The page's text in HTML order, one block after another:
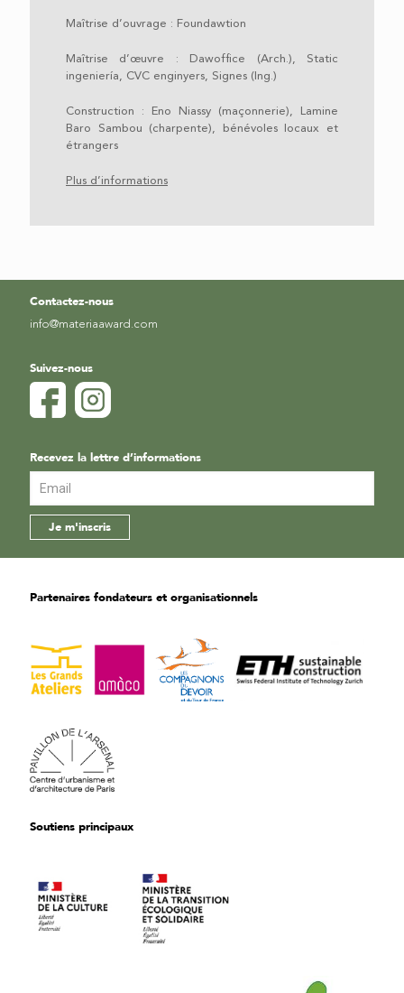
Maîtrise d’ouvrage : Foundawtion
Maîtrise d’œuvre : Dawoffice (Arch.), Static
ingeniería, CVC enginyers, Signes (Ing.)
Construction : Eno Niassy (maçonnerie), Lamine
Baro Sambou (charpente), bénévoles locaux et
étrangers
Plus d’informations
Contactez-nous
info@materiaaward.com
Suivez-nous
Recevez la lettre d’informations
Partenaires fondateurs et organisationnels
Soutiens principaux